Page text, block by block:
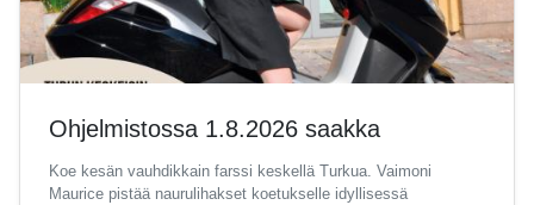
Ohjelmistossa 1.8.2026 saakka
Koe kesän vauhdikkain farssi keskellä Turkua. Vaimoni
Maurice pistää naurulihakset koetukselle idyllisessä